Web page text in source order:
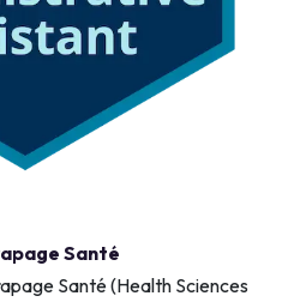
Santé
Santé (Health Sciences